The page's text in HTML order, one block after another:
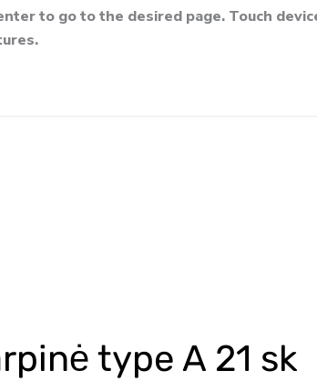
to go to the desired page. Touch
type A 21 sk